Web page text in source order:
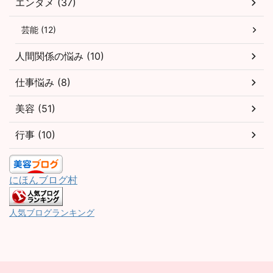
芸能 (12)
人間関係の悩み (10)
仕事悩み (8)
美容 (51)
行事 (10)
にほんブログ村
人気ブログランキング